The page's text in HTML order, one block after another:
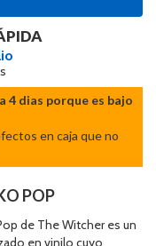
4 dias porque es bajo
en caja que no
POP
de The Witcher es un
en vinilo cuyo